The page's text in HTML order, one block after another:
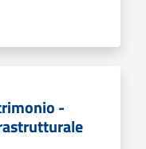
-